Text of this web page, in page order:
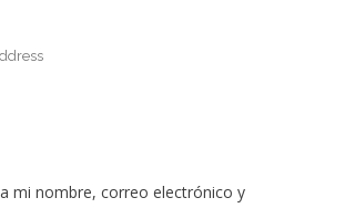
mi nombre, correo electrónico y